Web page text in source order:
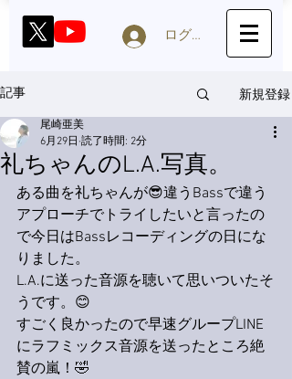
ログイン
記事 新規登録
礼ちゃんのL.A.写真。
尾崎亜美
6月29日 読了時間: 2分
ある曲を礼ちゃんが😎違うBassで違う
アプローチでトライしたいと言ったの
で今日はBassレコーディングの日にな
りました。
L.A.に送った音源を聴いて思いついたそ
うです。😊
すごく良かったので早速グループLINE
にラフミックス音源を送ったところ絶
賛の嵐！🤣